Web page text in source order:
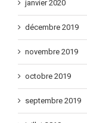
janvier 2020
décembre 2019
novembre 2019
octobre 2019
septembre 2019